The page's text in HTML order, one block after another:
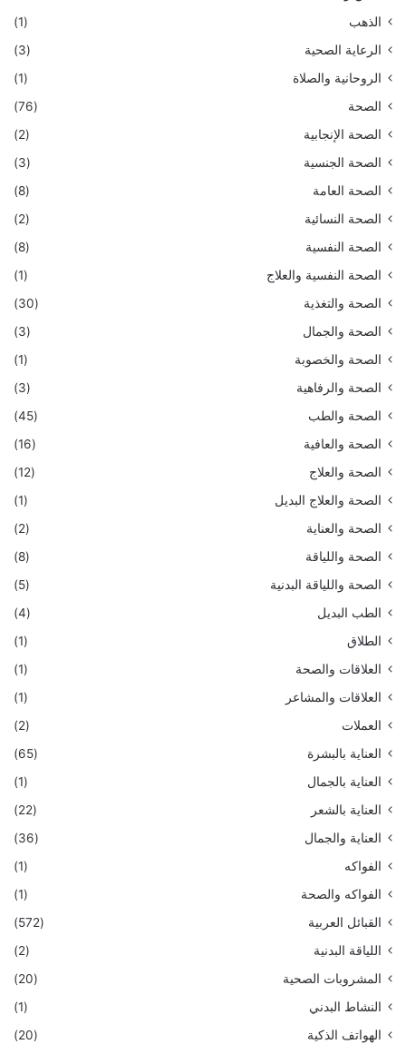
الذهب
(1)
الرعاية الصحية
(3)
الروحانية والصلاة
(1)
الصحة
(76)
الصحة الإنجابية
(2)
الصحة الجنسية
(3)
الصحة العامة
(8)
الصحة النسائية
(2)
الصحة النفسية
(8)
الصحة النفسية والعلاج
(1)
الصحة والتغذية
(30)
الصحة والجمال
(3)
الصحة والخصوبة
(1)
الصحة والرفاهية
(3)
الصحة والطب
(45)
الصحة والعافية
(16)
الصحة والعلاج
(12)
الصحة والعلاج البديل
(1)
الصحة والعناية
(2)
الصحة واللياقة
(8)
الصحة واللياقة البدنية
(5)
الطب البديل
(4)
الطلاق
(1)
العلاقات والصحة
(1)
العلاقات والمشاعر
(1)
العملات
(2)
العناية بالبشرة
(65)
العناية بالجمال
(1)
العناية بالشعر
(22)
العناية والجمال
(36)
الفواكه
(1)
الفواكه والصحة
(1)
القبائل العربية
(572)
اللياقة البدنية
(2)
المشروبات الصحية
(20)
النشاط البدني
(1)
الهواتف الذكية
(20)